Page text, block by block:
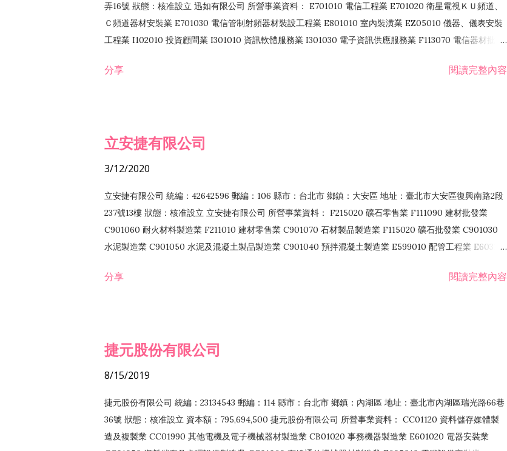
弄16號 狀態：核准設立 迅如有限公司 所營事業資料： E701010 電信工程業 E701020 衛星電視ＫＵ頻道、
Ｃ頻道器材安裝業 E701030 電信管制射頻器材裝設工程業 E801010 室內裝潢業 EZ05010 儀器、儀表安裝
工程業 I102010 投資顧問業 I301010 資訊軟體服務業 I301030 電子資訊供應服務業 F113070 電信器材批發
務 F102030 菸酒批發業 F203020 菸酒零售業 F401171 酒類輸入業
分享 閱讀完整內容
立安捷有限公司
3/12/2020
立安捷有限公司 統編：42642596 郵編：106 縣市：台北市 鄉鎮：大安區 地址：臺北市大安區復興南路2段
237號13樓 狀態：核准設立 立安捷有限公司 所營事業資料： F215020 礦石零售業 F111090 建材批發業
C901060 耐火材料製造業 F211010 建材零售業 C901070 石材製品製造業 F115020 礦石批發業 C901030
水泥製造業 C901050 水泥及混凝土製品製造業 C901040 預拌混凝土製造業 E599010 配管工程業 E603110
EZ99990 其他工程業 F102170 食品什貨批發業 F106020 日常用品批發業 F108031 醫療器材批發業
分享 閱讀完整內容
捷元股份有限公司
8/15/2019
捷元股份有限公司 統編：23134543 郵編：114 縣市：台北市 鄉鎮：內湖區 地址：臺北市內湖區瑞光路66巷
36號 狀態：核准設立 資本額：795,694,500 捷元股份有限公司 所營事業資料： CC01120 資料儲存媒體製
造及複製業 CC01990 其他電機及電子機械器材製造業 CB01020 事務機器製造業 E601020 電器安裝業